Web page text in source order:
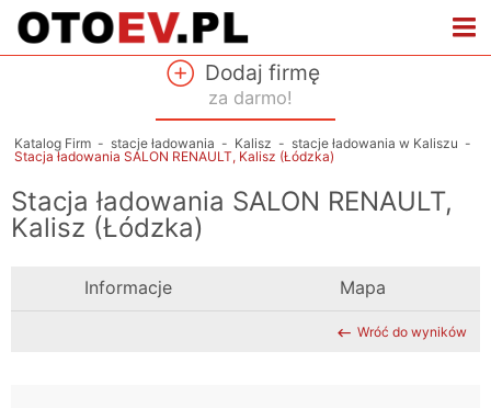
Dodaj firmę
za darmo!
Katalog Firm - stacje ładowania - Kalisz - stacje ładowania w Kaliszu -
Stacja ładowania SALON RENAULT, Kalisz (Łódzka)
Stacja ładowania SALON RENAULT,
Kalisz (Łódzka)
Informacje Mapa
Wróć do wyników